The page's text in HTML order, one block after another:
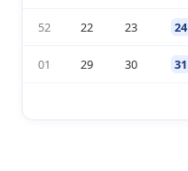
52 22 23 24
01 29 30 31